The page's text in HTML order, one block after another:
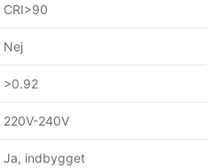
CRI>90
Nej
>0.92
220V-240V
Ja, indbygget